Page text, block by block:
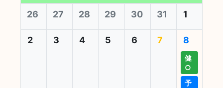
26 27 28 29 30 31 1
2 3 4 5 6 7 8
健
○
予